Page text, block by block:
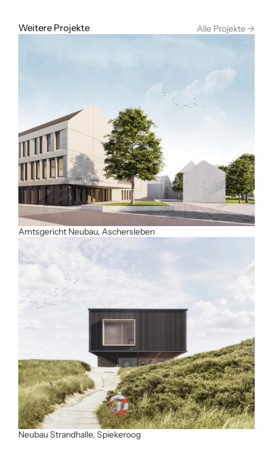
Weitere Projekte Alle Projekte ->
Amtsgericht Neubau, Aschersleben
Neubau Strandhalle, Spiekeroog